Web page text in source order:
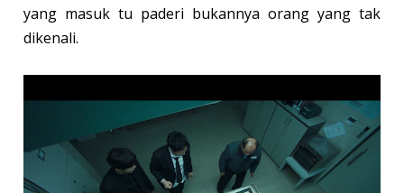
yang masuk tu paderi bukannya orang yang tak
dikenali.